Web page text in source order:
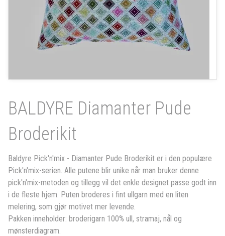
BALDYRE Diamanter Pude
Broderikit
Baldyre Pick'n'mix - Diamanter Pude Broderikit er i den populære
Pick'n'mix-serien. Alle putene blir unike når man bruker denne
pick'n'mix-metoden og tillegg vil det enkle designet passe godt inn
i de fleste hjem. Puten broderes i fint ullgarn med en liten
melering, som gjør motivet mer levende.
Pakken inneholder: broderigarn 100% ull, stramaj, nål og
mønsterdiagram.